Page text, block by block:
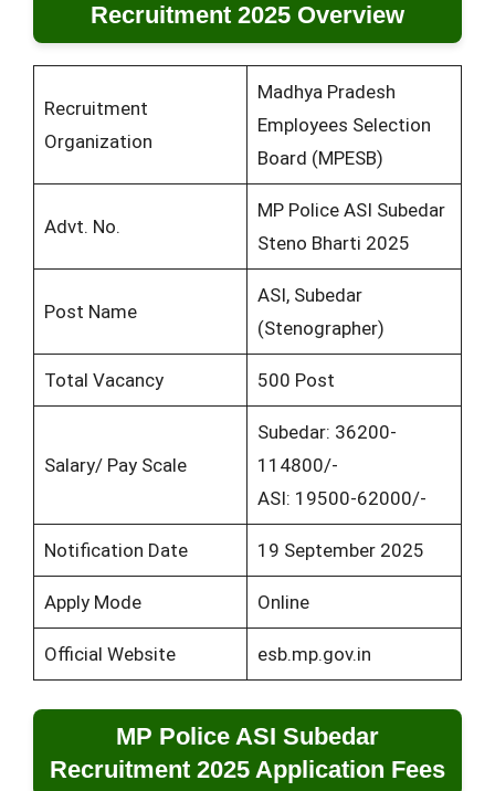
Recruitment 2025 Overview
Recruitment
Organization
Madhya Pradesh
Employees Selection
Board (MPESB)
Advt. No.
MP Police ASI Subedar
Steno Bharti 2025
Post Name
ASI, Subedar
(Stenographer)
Total Vacancy 500 Post
Salary/ Pay Scale
Subedar: 36200-
114800/-
ASI: 19500-62000/-
Notification Date 19 September 2025
Apply Mode Online
Official Website esb.mp.gov.in
MP Police ASI Subedar
Recruitment 2025 Application Fees